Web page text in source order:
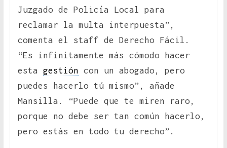
Juzgado de Policía Local para
reclamar la multa interpuesta”,
comenta el staff de Derecho Fácil.
“Es infinitamente más cómodo hacer
esta gestión con un abogado, pero
puedes hacerlo tú mismo”, añade
Mansilla. “Puede que te miren raro,
porque no debe ser tan común hacerlo,
pero estás en todo tu derecho”.